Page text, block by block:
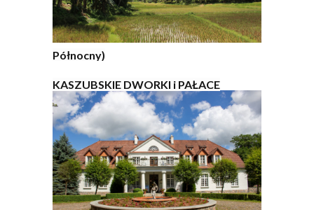
Północny)
KASZUBSKIE DWORKI i PAŁACE